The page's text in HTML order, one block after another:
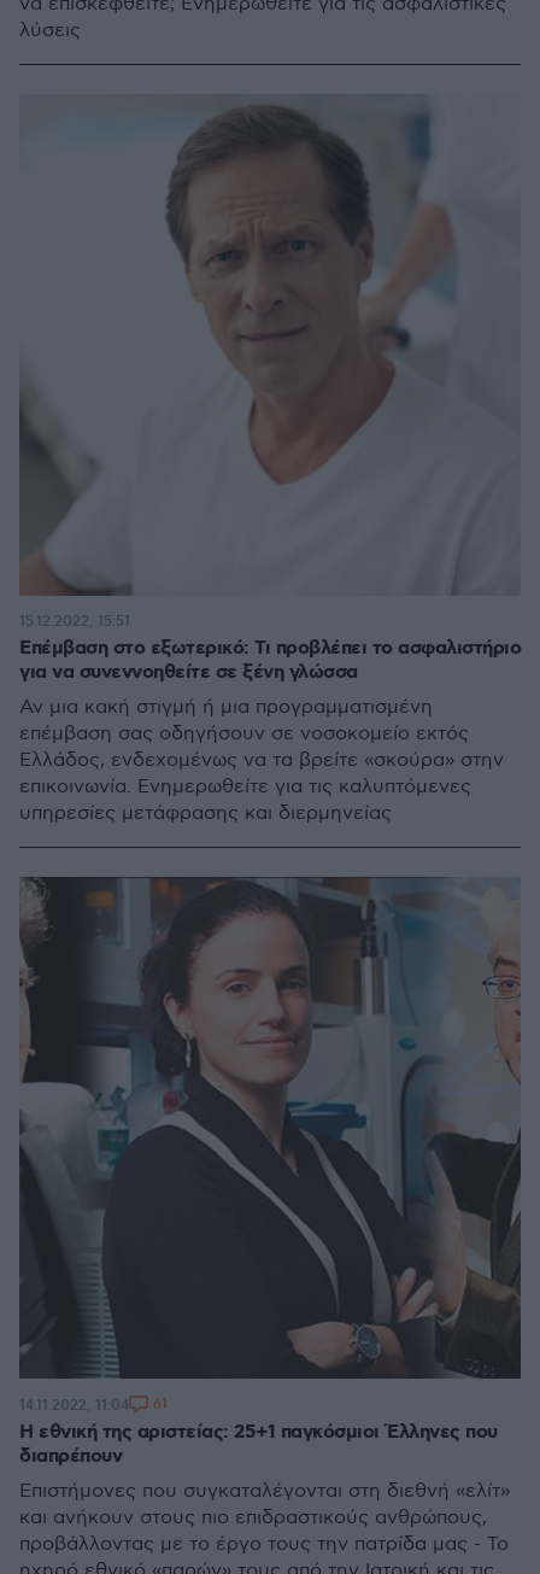
λύσεις
Επέμβαση στο εξωτερικό: Τι προβλέπει το ασφαλιστήριο
για να συνεννοηθείτε σε ξένη γλώσσα
Αν μια κακή στιγμή ή μια προγραμματισμένη
επέμβαση σας οδηγήσουν σε νοσοκομείο εκτός
Ελλάδος, ενδεχομένως να τα βρείτε «σκούρα» στην
επικοινωνία. Ενημερωθείτε για τις καλυπτόμενες
υπηρεσίες μετάφρασης και διερμηνείας
15.12.2022, 15:51
Η εθνική της αριστείας: 25+1 παγκόσμιοι Έλληνες που
διαπρέπουν
Επιστήμονες που συγκαταλέγονται στη διεθνή «ελίτ»
και ανήκουν στους πιο επιδραστικούς ανθρώπους,
προβάλλοντας με το έργο τους την πατρίδα μας - Το
14.11.2022, 11:04 61